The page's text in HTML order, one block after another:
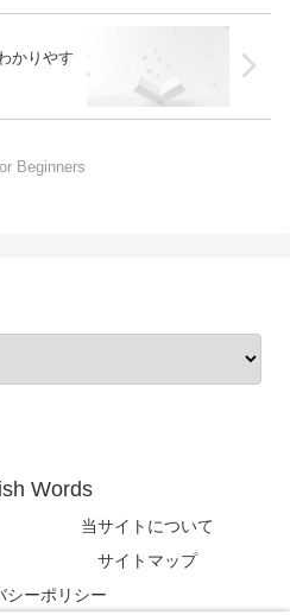
かりやす
Beginners
Words
当サイトについて
サイトマップ
シーポリシー